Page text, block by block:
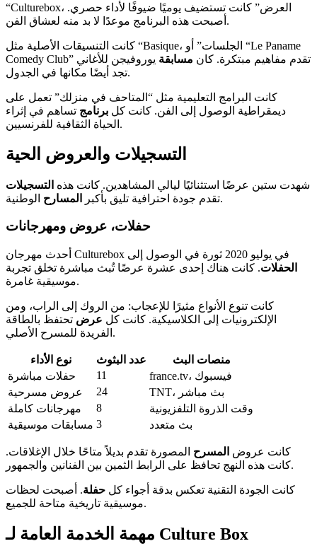
“Culturebox، العرض” كانت تستضيف يوميًا ضيوفًا لأداء حصري.
أصبحت هذه البرنامج موعدًا لا بد منه لعشاق الفن.
كانت التنسيقات الأصلية مثل “Basique، الجلسات” أو “Le Paname
Comedy Club” تقدم مفاهيم مبتكرة. كان مسابقة يوروفيجن للأغاني
تجد أيضًا مكانها في الجدول.
كانت البرامج التعليمية مثل “المتاحف في منزلك” تعمل على
ديمقراطية الوصول إلى الفن. كانت كل برنامج تساهم في إثراء
الحياة الثقافية للفرنسيين.
التسجيلات والعروض الحية
شهدت ستين عرضًا استثنائيًا ليالي المشاهدين. كانت هذه التسجيلات
تقدم جودة احترافية تليق بأكبر
المسارح الوطنية.
حفلات، عروض ومهرجانات
أحدث مهرجان Culturebox في يوليو 2020 ثورة في الوصول إلى
الحفلات. كانت هناك إحدى عشرة عرضًا تُبث مباشرة تخلق تجربة
موسيقية غامرة.
كانت تنوع الأنواع مثيرًا للإعجاب: من الروك إلى الراب، ومن
الإلكترونيات إلى الكلاسيكية. كانت كل عرض تحتفظ بالطاقة
الفريدة للمسرح الأصلي.
نوع الأداء عدد البثوث
منصات البث
حفلات مباشرة
11
france.tv، فيسبوك
عروض مسرحية
24
TNT، بث مباشر
مهرجانات كاملة
8
وقت الذروة التلفزيونية
مسابقات موسيقية 3 بث متعدد
كانت عروض المسرح المصورة تقدم بديلاً متاحًا خلال الإغلاقات.
كانت هذه النهج تحافظ على الرابط الثمين بين الفنانين والجمهور.
كانت الجودة التقنية تعكس بدقة أجواء كل حفلة. أصبحت لحظات
موسيقية تاريخية متاحة للجميع.
مهمة الخدمة العامة لـ Culture Box